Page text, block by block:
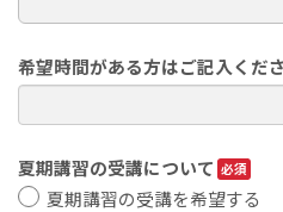
希望時間がある方はご記入くださ
夏期講習の受講について
夏期講習の受講を希望する